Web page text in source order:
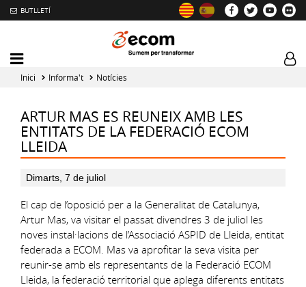
BUTLLETÍ
Mobile
menu
toggler
Inici Informa't Notícies
ARTUR MAS ES REUNEIX AMB LES
ENTITATS DE LA FEDERACIÓ ECOM
LLEIDA
Dimarts, 7 de juliol
El cap de l’oposició per a la Generalitat de Catalunya,
Artur Mas, va visitar el passat divendres 3 de juliol les
noves instal·lacions de l’Associació ASPID de Lleida, entitat
federada a ECOM. Mas va aprofitar la seva visita per
reunir-se amb els representants de la Federació ECOM
Lleida, la federació territorial que aplega diferents entitats